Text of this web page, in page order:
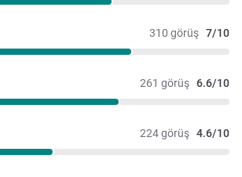
310 görüş 7/10
261 görüş 6.6/10
224 görüş 4.6/10